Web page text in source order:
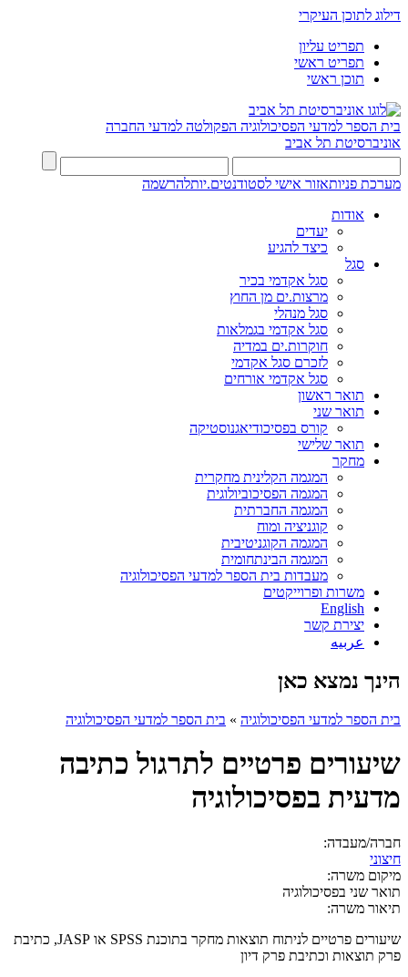
דילוג לתוכן העיקרי
תפריט עליון
תפריט ראשי
תוכן ראשי
בית הספר למדעי הפסיכולוגיה הפקולטה למדעי החברה
אוניברסיטת תל אביב
מערכת פניותאזור אישי לסטודנטים.יותלהרשמה
אודות
יעדים
כיצד להגיע
סגל
סגל אקדמי בכיר
מרצות.ים מן החוץ
סגל מנהלי
סגל אקדמי בגמלאות
חוקרות.ים במדיה
לזכרם סגל אקדמי
סגל אקדמי אורחים
תואר ראשון
תואר שני
קורס בפסיכודיאגנוסטיקה
תואר שלישי
מחקר
המגמה הקלינית מחקרית
המגמה הפסיכוביולוגית
המגמה החברתית
קוגניציה ומוח
המגמה הקוגניטיבית
המגמה הבינתחומית
מעבדות בית הספר למדעי הפסיכולוגיה
משרות ופרוייקטים
English
יצירת קשר
عربيه
הינך נמצא כאן
בית הספר למדעי הפסיכולוגיה » בית הספר למדעי הפסיכולוגיה
שיעורים פרטיים לתרגול כתיבה
מדעית בפסיכולוגיה
חברה/מעבדה:
חיצוני
מיקום משרה:
תואר שני בפסיכולוגיה
תיאור משרה:
שיעורים פרטיים לניתוח תוצאות מחקר בתוכנת SPSS או JASP, כתיבת
פרק תוצאות וכתיבת פרק דיון